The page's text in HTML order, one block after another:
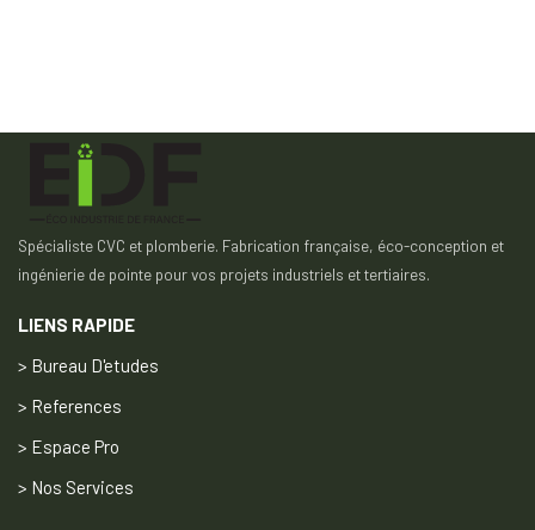
Spécialiste CVC et plomberie. Fabrication française, éco-conception et
ingénierie de pointe pour vos projets industriels et tertiaires.
LIENS RAPIDE
> Bureau D'etudes
> References
> Espace Pro
> Nos Services